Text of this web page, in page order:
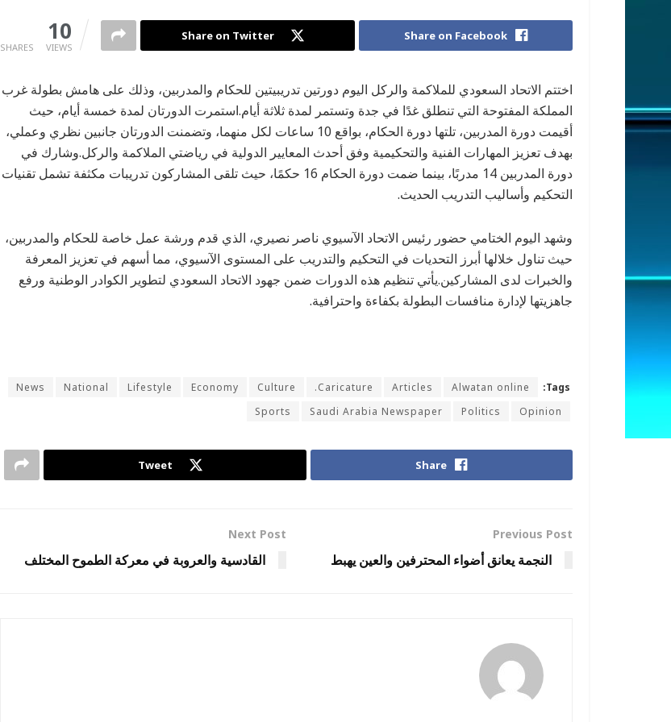
SHARES
10
VIEWS
Share on Facebook
Share on Twitter
اختتم الاتحاد السعودي للملاكمة والركل اليوم دورتين تدريبيتين للحكام والمدربين، وذلك على هامش بطولة غرب
المملكة المفتوحة التي تنطلق غدًا في جدة وتستمر لمدة ثلاثة أيام.استمرت الدورتان لمدة خمسة أيام، حيث
أقيمت دورة المدربين، تلتها دورة الحكام، بواقع 10 ساعات لكل منهما، وتضمنت الدورتان جانبين نظري وعملي،
بهدف تعزيز المهارات الفنية والتحكيمية وفق أحدث المعايير الدولية في رياضتي الملاكمة والركل.وشارك في
دورة المدربين 14 مدربًا، بينما ضمت دورة الحكام 16 حكمًا، حيث تلقى المشاركون تدريبات مكثفة تشمل تقنيات
التحكيم وأساليب التدريب الحديث.
وشهد اليوم الختامي حضور رئيس الاتحاد الآسيوي ناصر نصيري، الذي قدم ورشة عمل خاصة للحكام والمدربين،
حيث تناول خلالها أبرز التحديات في التحكيم والتدريب على المستوى الآسيوي، مما أسهم في تعزيز المعرفة
والخبرات لدى المشاركين.يأتي تنظيم هذه الدورات ضمن جهود الاتحاد السعودي لتطوير الكوادر الوطنية ورفع
جاهزيتها لإدارة منافسات البطولة بكفاءة واحترافية.
Tags:
Alwatan online
Articles
Caricature.
Culture
Economy
Lifestyle
National
News
Opinion
Politics
Saudi Arabia Newspaper
Sports
Share
Tweet
Previous Post
النجمة يعانق أضواء المحترفين والعين يهبط
Next Post
القادسية والعروبة في معركة الطموح المختلف